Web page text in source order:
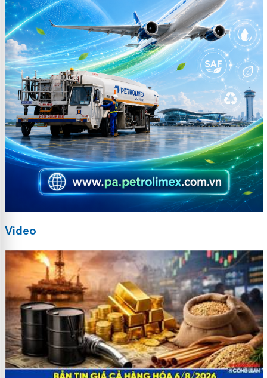
Video